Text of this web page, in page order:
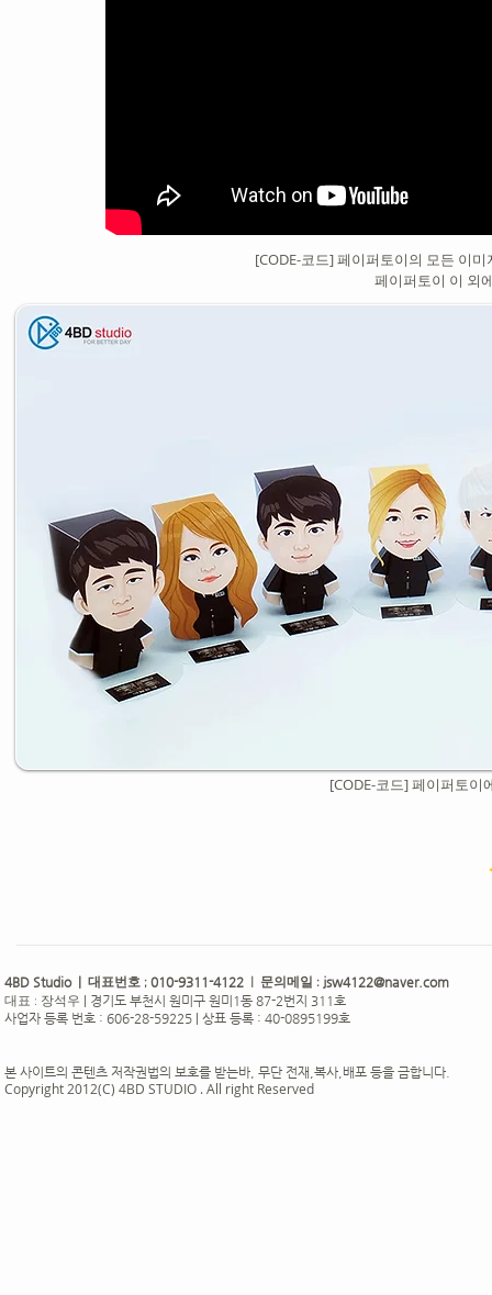
[CODE-코드] 페이퍼토이의 모든 이
페이퍼토이 이 외
[CODE-코드] 페이퍼토이
4BD Studio | 대표번호 ; 010-9311-4122 | 문의메일 : jsw4122@naver.com
대표 : 장석우
경기도 부천시 원미구 원미1동 87-2번지 311호
사업자 등록 번호 : 606-28-59225 | 상표 등록 : 40-0895199호
본 사이트의 콘텐츠 저작권법의 보호를 받는바, 무단 전재,복사,배포 등을 금합니다.
Copyright 2012(C) 4BD STUDIO . All right Reserved